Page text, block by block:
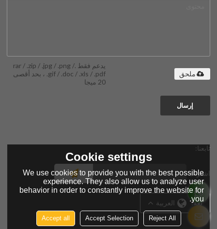
يدعم فقط .rar / .zip / .jpg / .png /
.gif / .doc / .xls / .pdf ، بحد أقصى
20 ميجا
ملحق
إرسال
تابعنا:
اشتراك
لغة: العربية
Cookie settings
We use cookies to provide you with the best possible
experience. They also allow us to analyze user
behavior in order to constantly improve the website for
you.
Reject All
Accept Selection
Accept all